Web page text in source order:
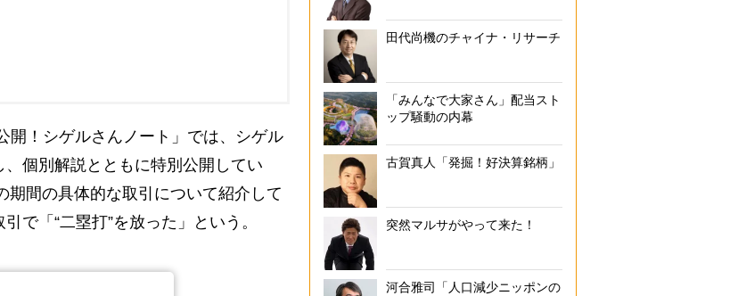
開！シゲルさんノート」では、シゲル
個別解説とともに特別公開してい
期間の具体的な取引について紹介して
で「“二塁打”を放った」という。
田代尚機のチャイナ・リサーチ
「みんなで大家さん」配当スト
ップ騒動の内幕
古賀真人「発掘！好決算銘柄」
突然マルサがやって来た！
河合雅司「人口減少ニッポンの